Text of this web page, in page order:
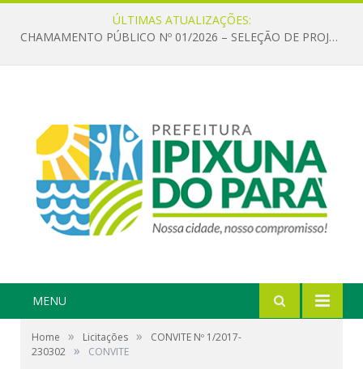
ÚLTIMAS ATUALIZAÇÕES:
CHAMAMENTO PÚBLICO Nº 01/2026 – SELEÇÃO DE PROJETOS PARA FIRMAR TERMO DE EXECUÇÃO CULTURAL COM RECURSOS DA POLÍTICA NACIONAL ALDIR BLANC DE FOMENTO À CULTURA – PNAB (LEI Nº 14.399/2022)
MENU
Home » Licitações »
CONVITE Nº 1/2017-
230302 » CONVITE